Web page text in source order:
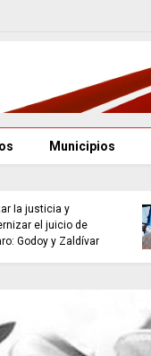
Municipios
la justicia y
el juicio de
Godoy y Zaldívar